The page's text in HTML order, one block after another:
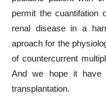
permit the cuantifation
renal disease in a
aproach for the
of countercurrent
And we hope it have
transplantation.